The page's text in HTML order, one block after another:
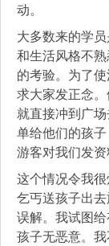
动。
大多数来的学
和生活风格不
的考验。为了
求大家发正念
就直接冲到广
单给他们的孩
游客对我们发资
这个情况令我
乞丐送孩子出
误解。我试图
孩子无恶意。